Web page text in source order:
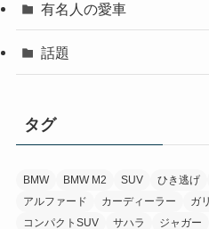
有名人の愛車
話題
タグ
BMW BMW M2 SUV ひき逃げ
アルファード
カーディーラー ガ
コンパクトSUV
サハラ ジャガー